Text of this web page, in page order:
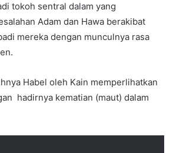
tokoh sentral dalam yang
Adam dan Hawa berakibat
mereka dengan munculnya rasa
Habel oleh Kain memperlihatkan
hadirnya kematian (maut) dalam